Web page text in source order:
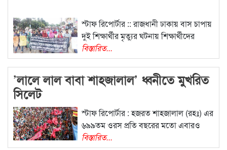
স্টাফ রিপোর্টার :: রাজধানী ঢাকায় বাস চাপায়
দুই শিক্ষার্থীর মৃত্যুর ঘটনায় শিক্ষার্থীদের
বিস্তারিত...
’লালে লাল বাবা শাহজালাল’ ধ্বনীতে মুখরিত
সিলেট
স্টাফ রিপোর্টার : হজরত শাহজালাল (রহঃ) এর
৬৯৯তম ওরস প্রতি বছরের মতো এবারও
বিস্তারিত...